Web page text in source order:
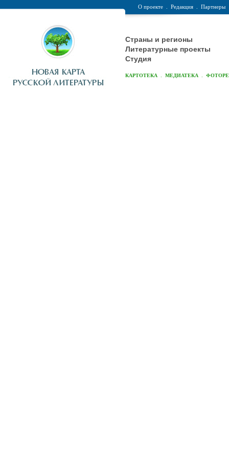
О проекте Редакция Партнеры
Страны и регионы
Литературные проекты
Студия
КАРТОТЕКА МЕДИАТЕКА